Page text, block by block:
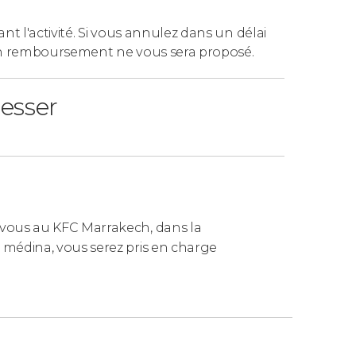
haute saison
, comme à Pâques ou à
des campements avec des salles de
rendre à l'un des points de
de Marrakech, la prise en charge fera
l'activité. Si vous annulez dans un délai
ne vous sera proposé.
au KFC Marrakech, dans la
vous serez pris en charge